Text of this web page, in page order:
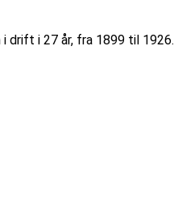
drift i 27 år, fra 1899 til 1926.